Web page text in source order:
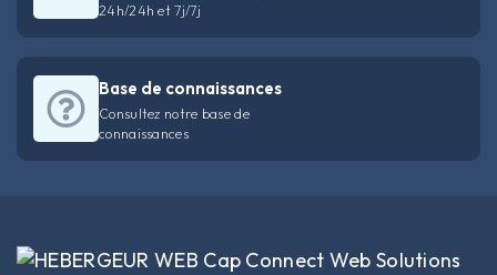
24h/24h et 7j/7j
Base de connaissances
Consultez notre base de
connaissances